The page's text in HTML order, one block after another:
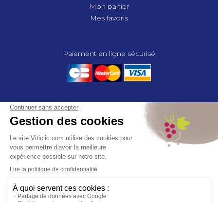
Mon panier
Mes favoris
Paiement en ligne sécurisé
© 2025 - GROUPE COMPAS, TOUS DROITS RÉSERVÉS.
MENTIONS LÉGALES
CGV
POLITIQUE DE CONFIDENTIALITÉ
COMPAS, à travers ses métiers de négociant et distributeur répond aux
horticulteurs, dans le domaine des espaces verts, des collectivités et des
particuliers. Le service développement de COMPAS travaille en
partenariat étroit avec le monde agricole et viticole pour mettre au point,